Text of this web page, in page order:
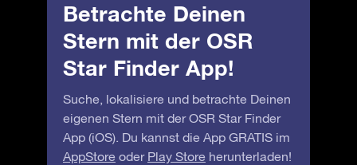
Betrachte Deinen
Stern mit der OSR
Star Finder App!
Suche, lokalisiere und betrachte Deinen
eigenen Stern mit der OSR Star Finder
App (iOS). Du kannst die App GRATIS im
AppStore oder Play Store herunterladen!